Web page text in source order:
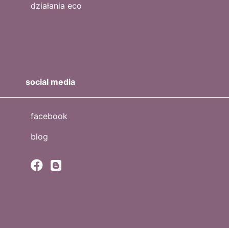
działania eco
social media
facebook
blog